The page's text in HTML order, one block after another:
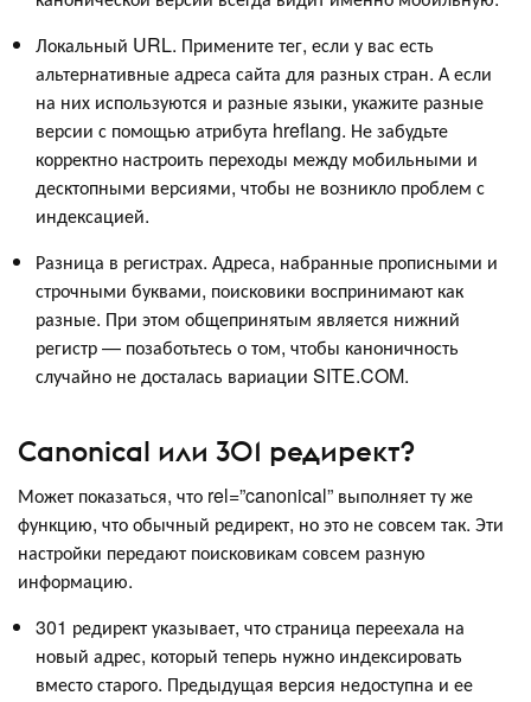
Локальный URL. Примените тег, если у вас есть
альтернативные адреса сайта для разных стран. А если
на них используются и разные языки, укажите разные
версии с помощью атрибута hreflang. Не забудьте
корректно настроить переходы между мобильными и
десктопными версиями, чтобы не возникло проблем с
индексацией.
Разница в регистрах. Адреса, набранные прописными и
строчными буквами, поисковики воспринимают как
разные. При этом общепринятым является нижний
регистр — позаботьтесь о том, чтобы каноничность
случайно не досталась вариации SITE.COM.
Canonical или 301 редирект?
Может показаться, что rel=”canonical” выполняет ту же
функцию, что обычный редирект, но это не совсем так. Эти
настройки передают поисковикам совсем разную
информацию.
301 редирект указывает, что страница переехала на
новый адрес, который теперь нужно индексировать
вместо старого. Предыдущая версия недоступна и ее